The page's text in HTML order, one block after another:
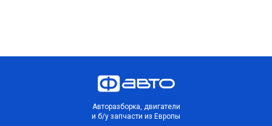
Авторазборка, двигатели
и б/у запчасти из Европы